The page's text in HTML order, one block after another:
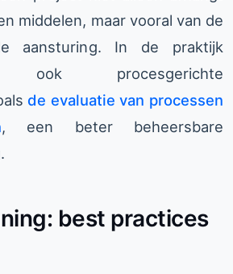
middelen, maar vooral van de
aansturing. In de praktijk
ook procesgerichte
de evaluatie van processen
, een beter beheersbare
best practices